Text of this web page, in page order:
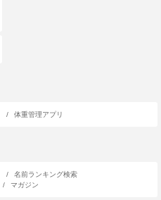
/ 体重管理アプリ
/
名前ランキング検索
/ マガジン